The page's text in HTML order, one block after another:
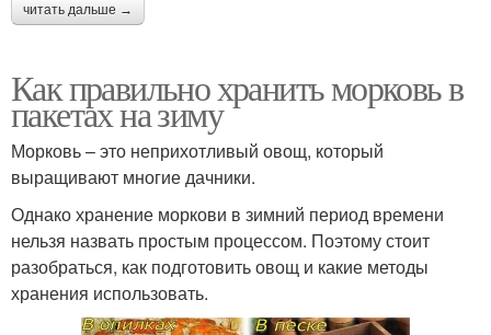
читать дальше →
Как правильно хранить морковь в
пакетах на зиму
Морковь – это неприхотливый овощ, который
выращивают многие дачники.
Однако хранение моркови в зимний период времени
нельзя назвать простым процессом. Поэтому стоит
разобраться, как подготовить овощ и какие методы
хранения использовать.